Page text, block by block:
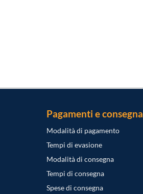
Pagamenti e consegna
Modalità di pagamento
Tempi di evasione
Modalità di consegna
Tempi di consegna
Spese di consegna